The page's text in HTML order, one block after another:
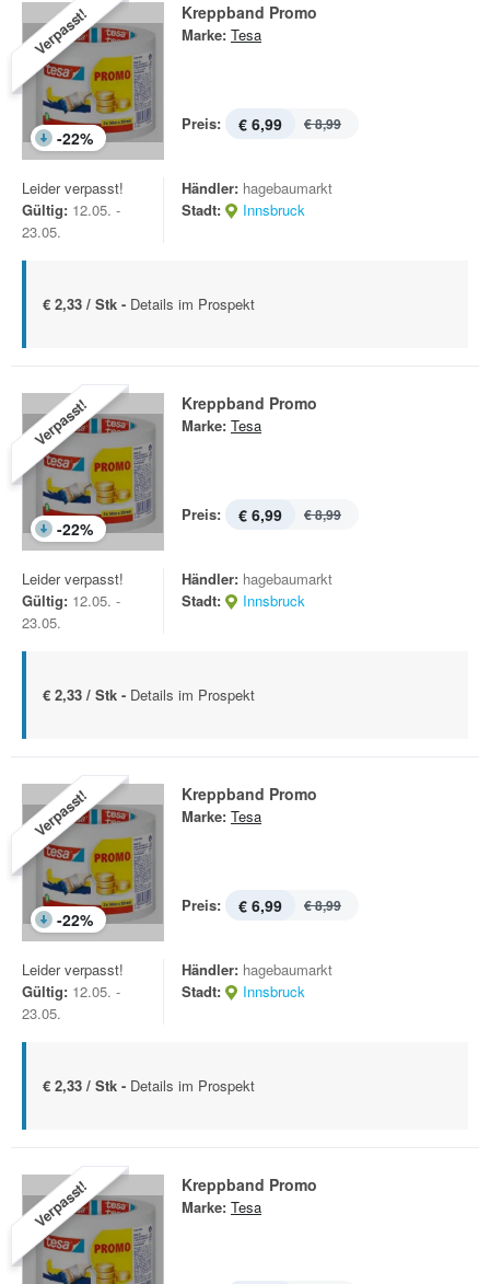
Verpasst!
-22%
Kreppband Promo
Marke: Tesa
Preis: € 6,99 € 8,99
Leider verpasst!
Gültig: 12.05. -
23.05.
Händler: hagebaumarkt
Stadt:
Innsbruck
€ 2,33 / Stk - Details im Prospekt
Verpasst!
-22%
Kreppband Promo
Marke: Tesa
Preis: € 6,99 € 8,99
Leider verpasst!
Gültig: 12.05. -
23.05.
Händler: hagebaumarkt
Stadt:
Innsbruck
€ 2,33 / Stk - Details im Prospekt
Verpasst!
-22%
Kreppband Promo
Marke: Tesa
Preis: € 6,99 € 8,99
Leider verpasst!
Gültig: 12.05. -
23.05.
Händler: hagebaumarkt
Stadt:
Innsbruck
€ 2,33 / Stk - Details im Prospekt
Verpasst! Kreppband Promo
Marke: Tesa